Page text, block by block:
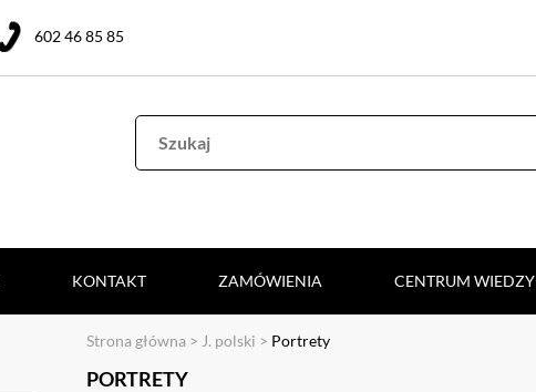
602 46 85 85
KONTAKT ZAMÓWIENIA CENTRUM WIEDZY
Strona główna > J. polski > Portrety
PORTRETY